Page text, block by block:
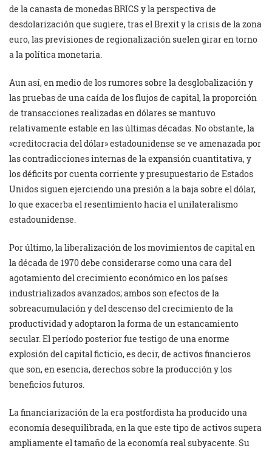
de la canasta de monedas BRICS y la perspectiva de
desdolarización que sugiere, tras el Brexit y la crisis de la zona
euro, las previsiones de regionalización suelen girar en torno
a la política monetaria.
Aun así, en medio de los rumores sobre la desglobalización y
las pruebas de una caída de los flujos de capital, la proporción
de transacciones realizadas en dólares se mantuvo
relativamente estable en las últimas décadas. No obstante, la
«creditocracia del dólar» estadounidense se ve amenazada por
las contradicciones internas de la expansión cuantitativa, y
los déficits por cuenta corriente y presupuestario de Estados
Unidos siguen ejerciendo una presión a la baja sobre el dólar,
lo que exacerba el resentimiento hacia el unilateralismo
estadounidense.
Por último, la liberalización de los movimientos de capital en
la década de 1970 debe considerarse como una cara del
agotamiento del crecimiento económico en los países
industrializados avanzados; ambos son efectos de la
sobreacumulación y del descenso del crecimiento de la
productividad y adoptaron la forma de un estancamiento
secular. El período posterior fue testigo de una enorme
explosión del capital ficticio, es decir, de activos financieros
que son, en esencia, derechos sobre la producción y los
beneficios futuros.
La financiarización de la era postfordista ha producido una
economía desequilibrada, en la que este tipo de activos supera
ampliamente el tamaño de la economía real subyacente. Su